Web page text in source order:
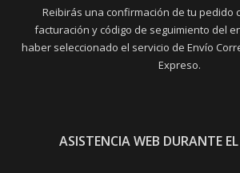
Reibirás una confirmación de tu pedido
facturación y código de seguimiento del
haber seleccionado el servicio de Envío
Expreso.
ASISTENCIA WEB DURANTE